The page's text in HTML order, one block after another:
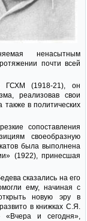
ненасытным
почти всей
ГСХМ (1918-21), он
реализовав свои
также в политических
сопоставления
своеобразную
была выполнена
(1922), принесшая
сказались на его
ему, начиная с
новую эру в
в книжках С.Я.
«Вчера и сегодня»,